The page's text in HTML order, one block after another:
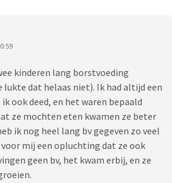
kinderen lang borstvoeding
lukte dat helaas niet). Ik had altijd een
ook deed, en het waren bepaald
ze mochten eten kwamen ze beter
ik nog heel lang bv gegeven zo veel
mij een opluchting dat ze ook
geen bv, het kwam erbij, en ze